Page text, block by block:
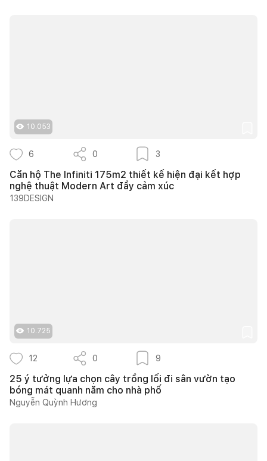
10.053
6 0 3
Căn hộ The Infiniti 175m2 thiết kế hiện đại kết hợp
nghệ thuật Modern Art đầy cảm xúc
139DESIGN
10.725
12 0 9
25 ý tưởng lựa chọn cây trồng lối đi sân vườn tạo
bóng mát quanh năm cho nhà phố
Nguyễn Quỳnh Hương